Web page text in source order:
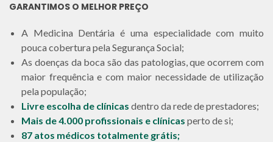
GARANTIMOS O MELHOR PREÇO
A Medicina Dentária é uma especialidade com muito
pouca cobertura pela Segurança Social;
As doenças da boca são das patologias, que ocorrem com
maior frequência e com maior necessidade de utilização
pela população;
Livre escolha de clínicas dentro da rede de prestadores;
Mais de 4.000 profissionais e clínicas perto de si;
87 atos médicos totalmente grátis;